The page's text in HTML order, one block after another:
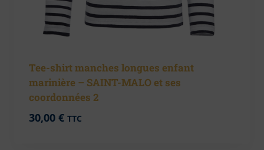
Tee-shirt manches longues enfant
marinière – SAINT-MALO et ses
coordonnées 2
30,00 € TTC